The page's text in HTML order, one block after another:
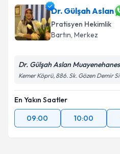
Dr. Gülşah Aslan
Pratisyen Hekimlik
Bartın, Merkez
Dr. Gülşah Aslan
Kemer Köprü, 886. Sk. Gözen Demir
En Yakın Saatler
09:00
10:00